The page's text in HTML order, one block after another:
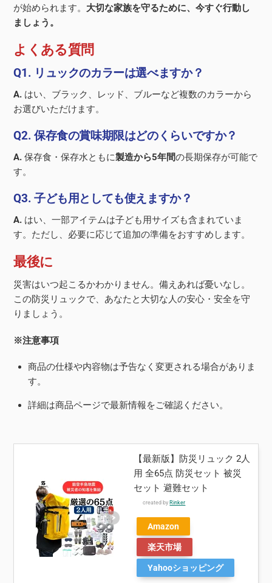
が始められます。 大切な家族を守るために、今すぐ行動し
ましょう。
よくある質問
Q1. リュックのカラーは選べますか？
A. はい、ブラック、レッド、ブルーなど複数のカラーから
お選びいただけます。
Q2. 保存食の賞味期限はどのくらいですか？
A. 保存食・保存水ともに製造から5年間の長期保存が可能で
す。
Q3. 子ども用としても使えますか？
A. はい、一部アイテムは子ども用サイズも含まれていま
す。ただし、必要に応じて追加の準備をおすすめします。
最後に
災害はいつ起こるかわかりません。備えあれば憂いなし。
この防災リュックで、あなたと大切な人の安心・安全を守
りましょう。
※注意事項
商品の仕様や内容物は予告なく変更される場合がありま
す。
詳細は商品ページで最新情報をご確認ください。
【最新版】防災リュック 2人
用 全65点 防災セット 被災
セット 避難セット
created by Rinker
Amazon
楽天市場
Yahooショッピング